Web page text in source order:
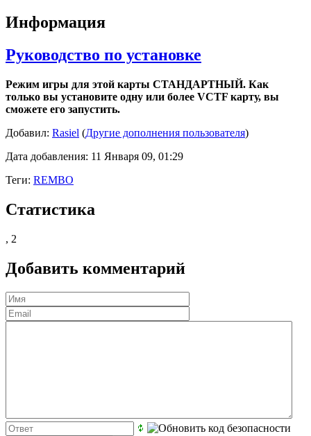
Информация
Руководство по установке
Режим игры для этой карты СТАНДАРТНЫЙ. Как
только вы установите одну или более VCTF карту, вы
сможете его запустить.
Добавил: Rasiel (Другие дополнения пользователя)
Дата добавления: 11 Января 09, 01:29
Теги: REMBO
Статистика
, 2
Добавить комментарий